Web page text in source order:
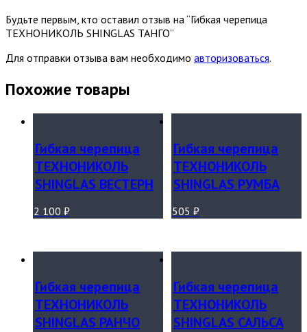
Будьте первым, кто оставил отзыв на “Гибкая черепица
ТЕХНОНИКОЛЬ SHINGLAS ТАНГО”
Для отправки отзыва вам необходимо авторизоваться.
Похожие товары
Гибкая черепица
ТЕХНОНИКОЛЬ
SHINGLAS ВЕСТЕРН
2 100 ₽
Гибкая черепица
ТЕХНОНИКОЛЬ
SHINGLAS РУМБА
505 ₽
Гибкая черепица
ТЕХНОНИКОЛЬ
SHINGLAS РАНЧО
Гибкая черепица
ТЕХНОНИКОЛЬ
SHINGLAS САЛЬСА